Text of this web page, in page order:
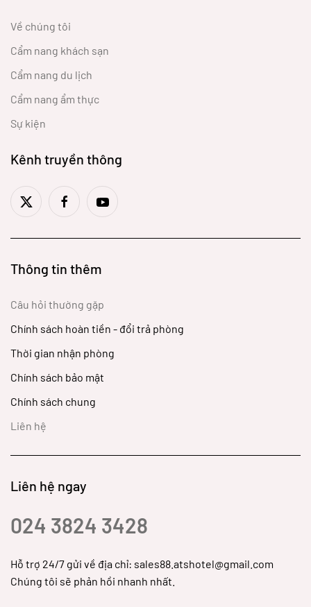
Về chúng tôi
Cẩm nang khách sạn
Cẩm nang du lịch
Cẩm nang ẩm thực
Sự kiện
Kênh truyền thông
Thông tin thêm
Câu hỏi thường gặp
Chính sách hoàn tiền - đổi trả phòng
Thời gian nhận phòng
Chính sách bảo mật
Chính sách chung
Liên hệ
Liên hệ ngay
024 3824 3428
Hỗ trợ 24/7 gửi về địa chỉ: sales88.atshotel@gmail.com
Chúng tôi sẽ phản hồi nhanh nhất.